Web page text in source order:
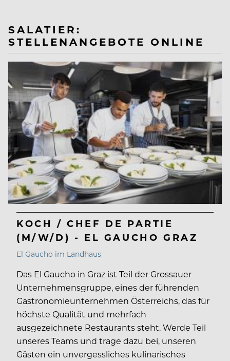
SALATIER:
STELLENANGEBOTE ONLINE
KOCH / CHEF DE PARTIE
(M/W/D) - EL GAUCHO GRAZ
El Gaucho im Landhaus
Das El Gaucho in Graz ist Teil der Grossauer
Unternehmensgruppe, eines der führenden
Gastronomieunternehmen Österreichs, das für
höchste Qualität und mehrfach
ausgezeichnete Restaurants steht. Werde Teil
unseres Teams und trage dazu bei, unseren
Gästen ein unvergessliches kulinarisches